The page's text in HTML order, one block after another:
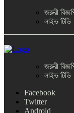
জরুরী
লাইভ টিভি
জরুরী
লাইভ টিভি
Facebook
Twitter
Android